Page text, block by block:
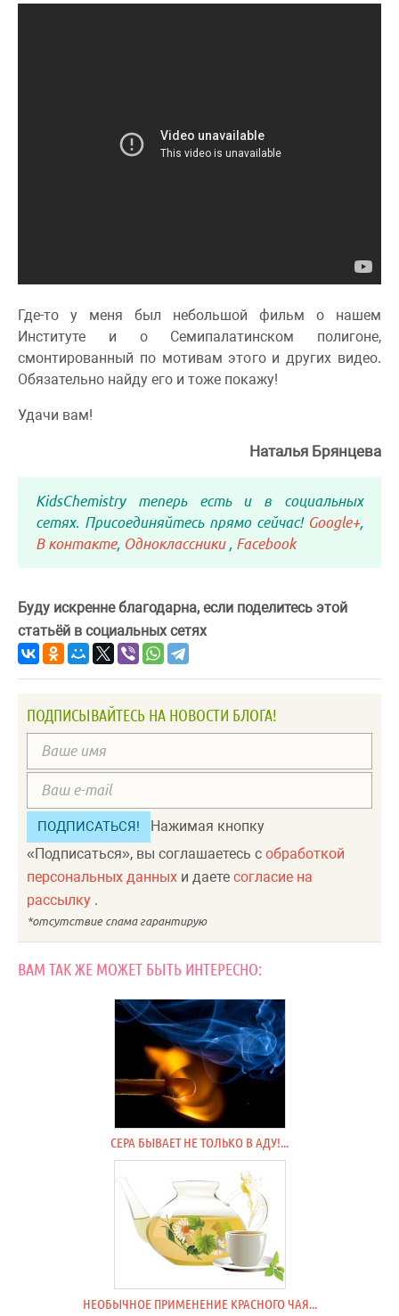
Где-то у меня был небольшой фильм о нашем
Институте и о Семипалатинском полигоне,
смонтированный по мотивам этого и других видео.
Обязательно найду его и тоже покажу!
Удачи вам!
Наталья Брянцева
KidsChemistry теперь есть и в социальных
сетях. Присоединяйтесь прямо сейчас! Google+,
В контакте, Одноклассники , Facebook
Буду искренне благодарна, если поделитесь этой
статьёй в социальных сетях
ПОДПИСЫВАЙТЕСЬ НА НОВОСТИ БЛОГА!
Нажимая кнопку
«Подписаться», вы соглашаетесь с обработкой
персональных данных и даете согласие на
рассылку .
ВАМ ТАК ЖЕ МОЖЕТ БЫТЬ ИНТЕРЕСНО:
СЕРА БЫВАЕТ НЕ ТОЛЬКО В АДУ!...
НЕОБЫЧНОЕ ПРИМЕНЕНИЕ КРАСНОГО ЧАЯ...